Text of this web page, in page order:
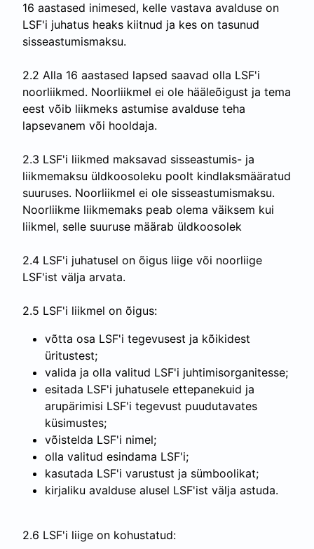
16 aastased inimesed, kelle vastava avalduse on
LSF'i juhatus heaks kiitnud ja kes on tasunud
sisseastumismaksu.
2.2 Alla 16 aastased lapsed saavad olla LSF'i
noorliikmed. Noorliikmel ei ole hääleõigust ja tema
eest võib liikmeks astumise avalduse teha
lapsevanem või hooldaja.
2.3 LSF'i liikmed maksavad sisseastumis- ja
liikmemaksu üldkoosoleku poolt kindlaksmääratud
suuruses. Noorliikmel ei ole sisseastumismaksu.
Noorliikme liikmemaks peab olema väiksem kui
liikmel, selle suuruse määrab üldkoosolek
2.4 LSF'i juhatusel on õigus liige või noorliige
LSF'ist välja arvata.
2.5 LSF'i liikmel on õigus:
võtta osa LSF'i tegevusest ja kõikidest
üritustest;
valida ja olla valitud LSF'i juhtimisorganitesse;
esitada LSF'i juhatusele ettepanekuid ja
arupärimisi LSF'i tegevust puudutavates
küsimustes;
võistelda LSF'i nimel;
olla valitud esindama LSF'i;
kasutada LSF'i varustust ja sümboolikat;
kirjaliku avalduse alusel LSF'ist välja astuda.
2.6 LSF'i liige on kohustatud: